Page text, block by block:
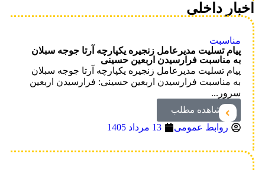
اخبار داخلی
مناسبت
پیام تسلیت مدیرعامل زنجیره یکپارچه آرتا جوجه سبلان
به مناسبت فرارسیدن اربعین حسینی
پیام تسلیت مدیرعامل زنجیره یکپارچه آرتا جوجه سبلان
به مناسبت فرارسیدن اربعین حسینی: فرارسیدن اربعین
سرور...
مشاهده مطلب
روابط عمومی 13 مرداد 1405